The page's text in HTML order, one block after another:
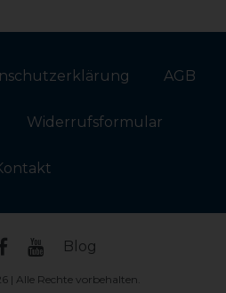
AGB
Widerrufs­formular
Blog
| Alle Rechte vorbehalten.